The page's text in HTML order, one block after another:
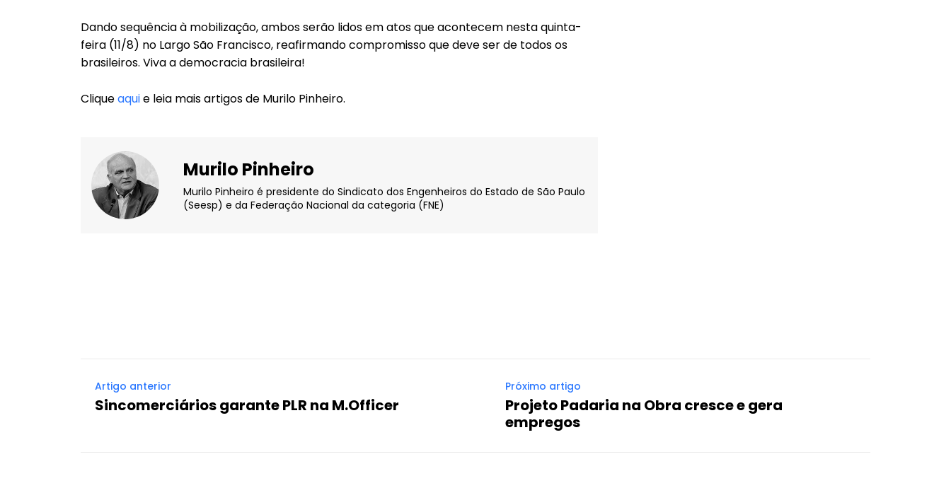
Dando sequência à mobilização, ambos serão lidos em atos que acontecem nesta quinta-
feira (11/8) no Largo São Francisco, reafirmando compromisso que deve ser de todos os
brasileiros. Viva a democracia brasileira!
Cliqueaquie leia mais artigos de Murilo Pinheiro.
Murilo Pinheiro
Murilo Pinheiro é presidente do Sindicato dos Engenheiros do Estado de São Paulo
(Seesp) e da Federação Nacional da categoria (FNE)
Artigo anterior
Sincomerciários garante PLR na M.Officer
Próximo artigo
Projeto Padaria na Obra cresce e gera
empregos